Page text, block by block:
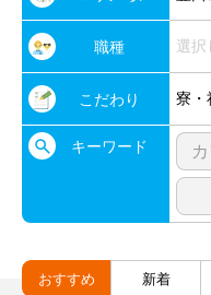
職種 選択
こだわり 寮・
キーワード
おすすめ 新着